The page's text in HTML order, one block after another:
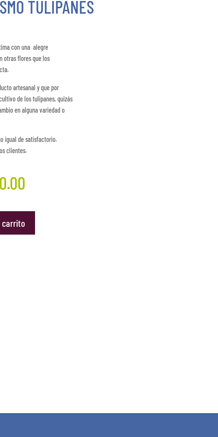
TULIPANES
con una alegre
otras flores que los
artesanal y que por
de los tulipanes, quizás
en alguna variedad o
igual de satisfactorio.
clientes.
carrito